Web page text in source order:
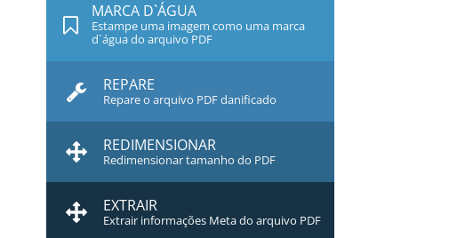
MARCA D`ÁGUA
Estampe uma imagem como uma marca
d`água do arquivo PDF
REPARE
Repare o arquivo PDF danificado
REDIMENSIONAR
Redimensionar tamanho do PDF
EXTRAIR
Extrair informações Meta do arquivo PDF